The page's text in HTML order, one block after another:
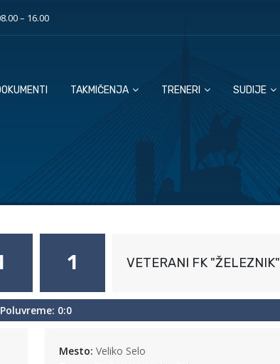
– 16.00
TAKMIČENJA TRENERI SUDIJE
1 VETERANI FK "ŽELEZNIK"
Poluvreme: 0:0
Mesto: Veliko Selo